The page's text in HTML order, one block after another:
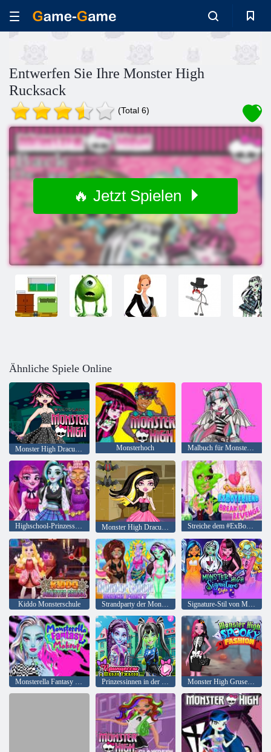
Entwerfen Sie Ihre Monster High
Rucksack
(Total 6)
🔥 Jetzt Spielen
Ähnliche Spiele Online
Monster High Draculaura Monsterhoch Malbuch für Monster High
Highschool-Prinzessin Monster Mash Streiche dem #ExBoyfriend Break Up Revenge
Kiddo Monsterschule Strandparty der Monsterschule Signature-Stil von Monster High
Monsterella Fantasy Make -up Prinzessinnen in der Horrorschule Monster High Gruselige Mode